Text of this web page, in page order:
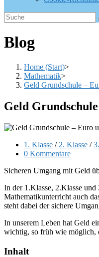
Blog
Home (Start)>
Mathematik>
Geld Grundschule –
Geld
Beitrags-
Kategorie:
1. Klasse / 2. Klasse /
Beitrags-
0 Kommentare
Sicheren Umgang mit Geld
In der 1.Klasse, 2.Klasse
Mathematikunterricht auch
steht dabei der sichere
In unserem Leben hat Geld
wichtig, so früh wie möglich,
Inhalt